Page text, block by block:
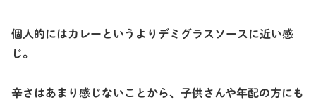
個人的にはカレーというよりデミグラスソースに近い感
じ。
辛さはあまり感じないことから、子供さんや年配の方にも